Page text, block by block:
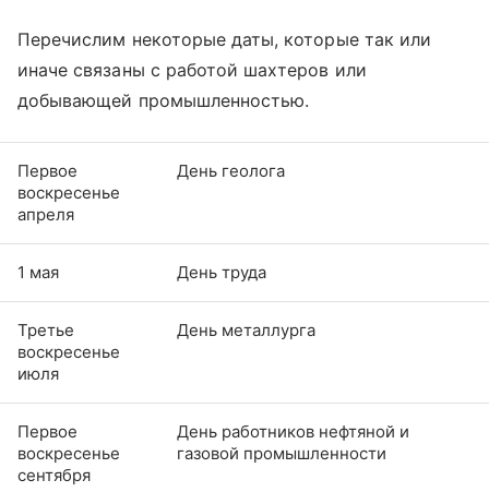
Перечислим некоторые даты, которые так или
иначе связаны с работой шахтеров или
добывающей промышленностью.
Первое
воскресенье
апреля
День геолога
1 мая День труда
Третье
воскресенье
июля
День металлурга
Первое
воскресенье
сентября
День работников нефтяной и
газовой промышленности